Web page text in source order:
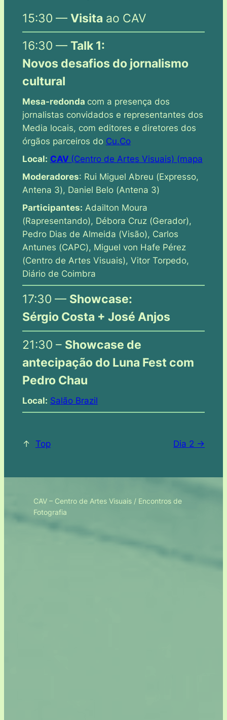
15:30 — Visita ao CAV
16:30 — Talk 1:
Novos desafios do jornalismo
cultural
Mesa-redonda com a presença dos
jornalistas convidados e representantes dos
Media locais, com editores e diretores dos
órgãos parceiros do Cu.Co
Local: CAV (Centro de Artes Visuais) (mapa
Moderadores: Rui Miguel Abreu (Expresso,
Antena 3), Daniel Belo (Antena 3)
Participantes: Adailton Moura
(Rapresentando), Débora Cruz (Gerador),
Pedro Dias de Almeida (Visão), Carlos
Antunes (CAPC), Miguel von Hafe Pérez
(Centro de Artes Visuais), Vitor Torpedo,
Diário de Coimbra
17:30 — Showcase:
Sérgio Costa + José Anjos
21:30 – Showcase de
antecipação do Luna Fest com
Pedro Chau
Local: Salão Brazil
↑ Top Dia 2 ->
CAV – Centro de Artes Visuais / Encontros de
Fotografia